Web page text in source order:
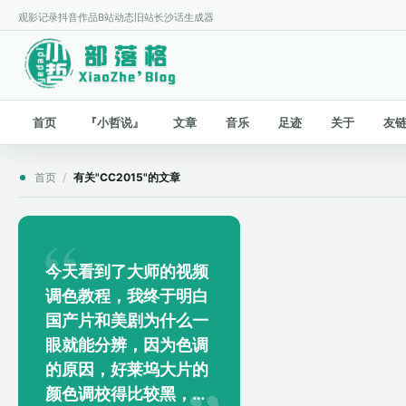
观影记录抖音作品B站动态 旧站长沙话生成器
首页 『小哲说』 文章 音乐 足迹 关于 友链
首页 / 有关"CC2015"的文章
今天看到了大师的视频
调色教程，我终于明白
国产片和美剧为什么一
眼就能分辨，因为色调
的原因，好莱坞大片的
颜色调校得比较黑，高